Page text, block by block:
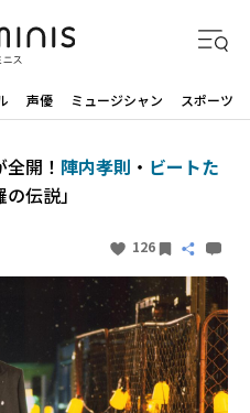
声優 ミュージシャン スポーツ
開！ 陣内孝則 ・ ビートた
伝説」
126